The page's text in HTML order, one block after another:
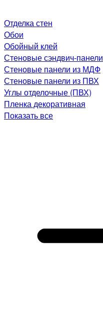
Отделка стен
Обои
Обойный клей
Стеновые сэндвич-панели
Стеновые панели из МДФ
Стеновые панели из ПВХ
Углы отделочные (ПВХ)
Пленка декоративная
Показать все